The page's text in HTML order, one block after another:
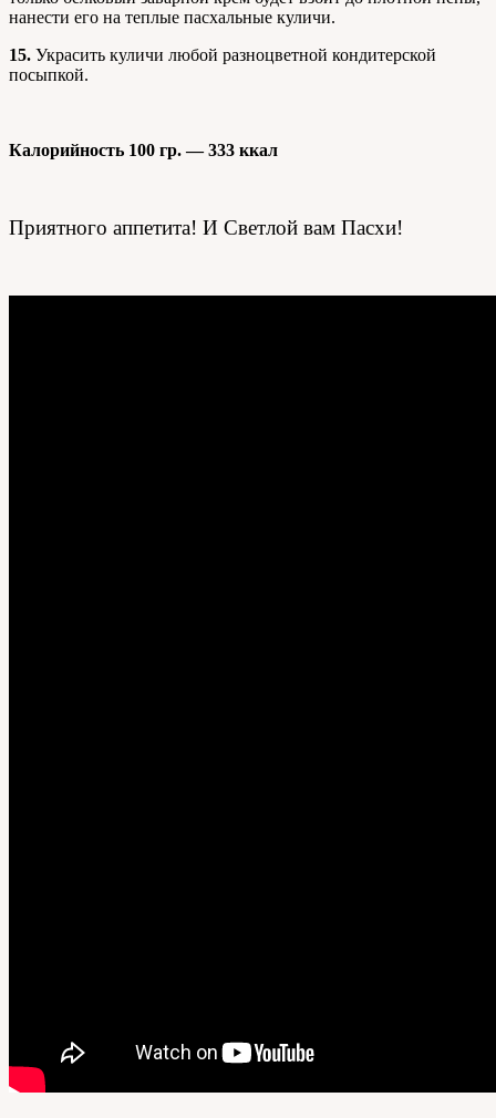
нанести его на теплые пасхальные куличи.
15. Украсить куличи любой разноцветной кондитерской
посыпкой.
Калорийность 100 гр. — 333 ккал
Приятного аппетита! И Светлой вам Пасхи!